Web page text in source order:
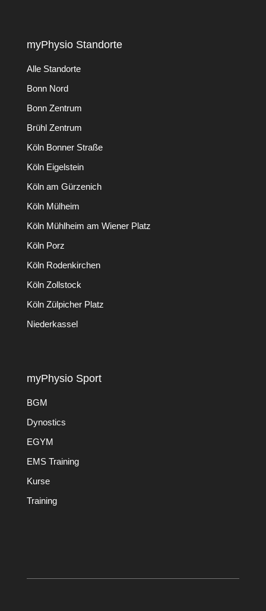
myPhysio Standorte
Alle Standorte
Bonn Nord
Bonn Zentrum
Brühl Zentrum
Köln Bonner Straße
Köln Eigelstein
Köln am Gürzenich
Köln Mülheim
Köln Mühlheim am Wiener Platz
Köln Porz
Köln Rodenkirchen
Köln Zollstock
Köln Zülpicher Platz
Niederkassel
myPhysio Sport
BGM
Dynostics
EGYM
EMS Training
Kurse
Training